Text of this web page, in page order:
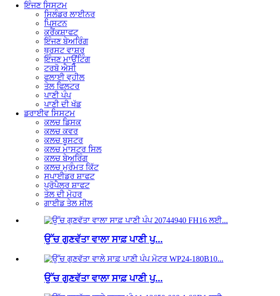
ਇੰਜਣ ਸਿਸਟਮ
ਸਿਲੰਡਰ ਲਾਈਨਰ
ਪਿਸਟਨ
ਕਰੈਂਕਸ਼ਾਫਟ
ਇੰਜਣ ਬੇਅਰਿੰਗ
ਥ੍ਰਸਟ ਵਾਸ਼ਰ
ਇੰਜਣ ਮਾਊਂਟਿੰਗ
ਟਰਬੋ ਐਸੀ
ਫਲਾਈ ਵ੍ਹੀਲ
ਤੇਲ ਫਿਲਟਰ
ਪਾਣੀ ਪੰਪ
ਪਾਣੀ ਦੀ ਖੱਡ
ਡਰਾਈਵ ਸਿਸਟਮ
ਕਲਚ ਡਿਸਕ
ਕਲਚ ਕਵਰ
ਕਲਚ ਬੂਸਟਰ
ਕਲਚ ਮਾਸਟਰ ਸਿਲ
ਕਲਚ ਬੇਅਰਿੰਗ
ਕਲਚ ਮੁਰੰਮਤ ਕਿੱਟ
ਸਪਾਈਡਰ ਸ਼ਾਫਟ
ਪ੍ਰੋਪੈਲਰ ਸ਼ਾਫਟ
ਤੇਲ ਦੀ ਮੋਹਰ
ਗਾਈਡ ਤੇਲ ਸੀਲ
ਉੱਚ ਗੁਣਵੱਤਾ ਵਾਲਾ ਸਾਫ਼ ਪਾਣੀ ਪੁ...
ਉੱਚ ਗੁਣਵੱਤਾ ਵਾਲਾ ਸਾਫ਼ ਪਾਣੀ ਪੁ...